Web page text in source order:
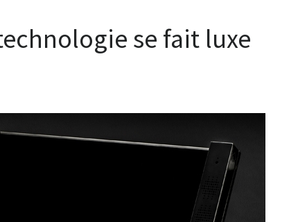
se fait luxe